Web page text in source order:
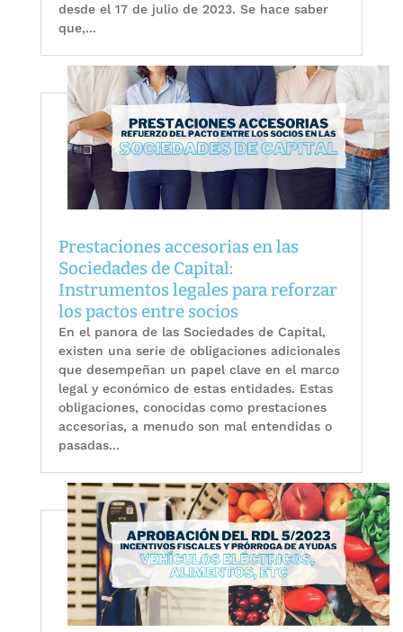
desde el 17 de julio de 2023. Se hace saber
que,...
Prestaciones accesorias en las
Sociedades de Capital:
Instrumentos legales para reforzar
los pactos entre socios
En el panora de las Sociedades de Capital,
existen una serie de obligaciones adicionales
que desempeñan un papel clave en el marco
legal y económico de estas entidades. Estas
obligaciones, conocidas como prestaciones
accesorias, a menudo son mal entendidas o
pasadas...